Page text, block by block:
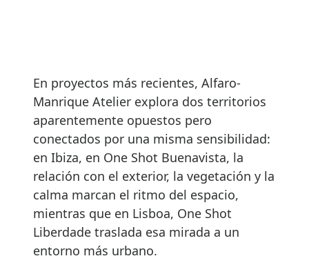
En proyectos más recientes, Alfaro-
Manrique Atelier explora dos territorios
aparentemente opuestos pero
conectados por una misma sensibilidad:
en Ibiza, en One Shot Buenavista, la
relación con el exterior, la vegetación y la
calma marcan el ritmo del espacio,
mientras que en Lisboa, One Shot
Liberdade traslada esa mirada a un
entorno más urbano.